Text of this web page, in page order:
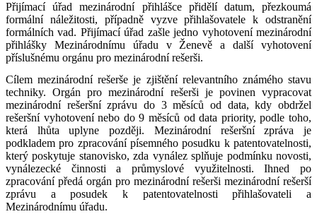
Přijímací úřad mezinárodní přihlášce přidělí datum, přezkoumá
formální náležitosti, případně vyzve přihlašovatele k odstranění
formálních vad. Přijímací úřad zašle jedno vyhotovení mezinárodní
přihlášky Mezinárodnímu úřadu v Ženevě a další vyhotovení
příslušnému orgánu pro mezinárodní rešerši.
Cílem mezinárodní rešerše je zjištění relevantního známého stavu
techniky. Orgán pro mezinárodní rešerši je povinen vypracovat
mezinárodní rešeršní zprávu do 3 měsíců od data, kdy obdržel
rešeršní vyhotovení nebo do 9 měsíců od data priority, podle toho,
která lhůta uplyne později. Mezinárodní rešeršní zpráva je
podkladem pro zpracování písemného posudku k patentovatelnosti,
který poskytuje stanovisko, zda vynález splňuje podmínku novosti,
vynálezecké činnosti a průmyslové využitelnosti. Ihned po
zpracování předá orgán pro mezinárodní rešerši mezinárodní rešerší
zprávu a posudek k patentovatelnosti přihlašovateli a
Mezinárodnímu úřadu.